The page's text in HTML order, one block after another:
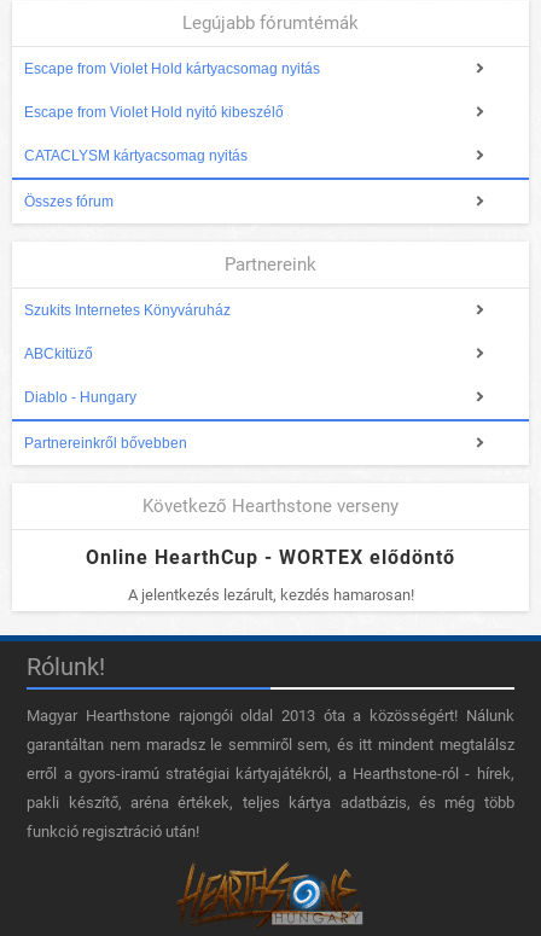
Legújabb fórumtémák
Escape from Violet Hold kártyacsomag nyitás
Escape from Violet Hold nyitó kibeszélő
CATACLYSM kártyacsomag nyitás
Összes fórum
Partnereink
Szukits Internetes Könyváruház
ABCkitüző
Diablo - Hungary
Partnereinkről bővebben
Következő Hearthstone verseny
Online HearthCup - WORTEX elődöntő
A jelentkezés lezárult, kezdés hamarosan!
Rólunk!
Magyar Hearthstone​ rajongói oldal 2013 óta a közösségért! Nálunk
garantáltan nem maradsz le semmiről sem, és itt mindent megtalálsz
erről a gyors-iramú stratégiai kártyajátékról, a Hearthstone-ról - hírek,
pakli készítő, aréna értékek, teljes kártya adatbázis, és még több
funkció regisztráció után!